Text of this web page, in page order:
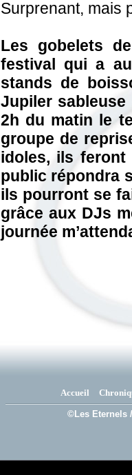
Surprenant, mais
Les gobelets
festival qui a
stands de
Jupiler
2h du matin le
groupe de
idoles, ils feront
public répondra
ils pourront se
grâce aux DJs
journée
Accueil
©Les Eternels